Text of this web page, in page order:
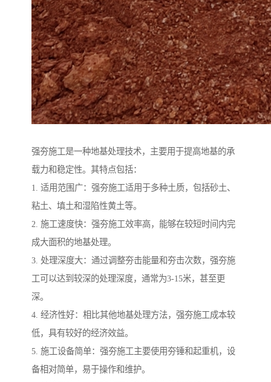
强夯施工是一种地基处理技术，主要用于提高地基的承
载力和稳定性。其特点包括：
1. 适用范围广：强夯施工适用于多种土质，包括砂土、
粘土、填土和湿陷性黄土等。
2. 施工速度快：强夯施工效率高，能够在较短时间内完
成大面积的地基处理。
3. 处理深度大：通过调整夯击能量和夯击次数，强夯施
工可以达到较深的处理深度，通常为3-15米，甚至更
深。
4. 经济性好：相比其他地基处理方法，强夯施工成本较
低，具有较好的经济效益。
5. 施工设备简单：强夯施工主要使用夯锤和起重机，设
备相对简单，易于操作和维护。